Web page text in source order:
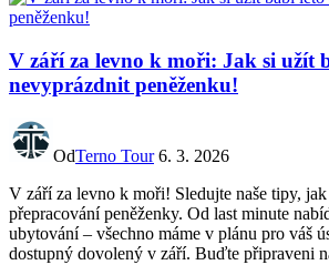
V září za levno k moři: Jak si užít
nevyprázdnit peněženku!
OdTerno Tour 6. 3. 2026
V září za levno k moři! Sledujte naše tipy,
přepracování peněženky. Od last minute
ubytování – všechno máme v plánu pro váš
dostupný dovolený v září. Buďte připraveni